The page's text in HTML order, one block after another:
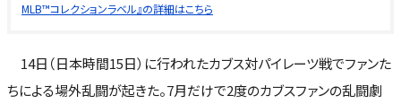
MLB™コレクションラベル』の詳細はこちら
14日（日本時間15日）に行われたカブス対パイレーツ戦でファンた
ちによる場外乱闘が起きた。7月だけで2度のカブスファンの乱闘劇